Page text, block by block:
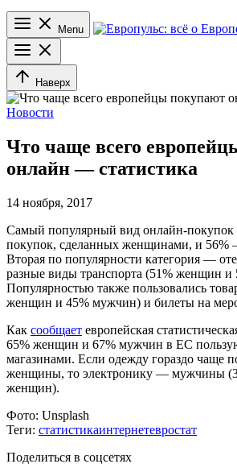
Menu
Наверх
Новости
Что чаще всего
онлайн — статистика
14 ноября, 2017
Самый популярный вид онлайн-
покупок, сделанных женщинами, и
Вторая по популярности категория —
разные виды транспорта (51% женщин
Популярностью также пользовались
женщин и 45% мужчин) и билеты на
Как сообщает европейская
65% женщин и 67% мужчин в ЕС
магазинами. Если одежду гораздо чаще
женщины, то электронику — мужчины
женщин).
Фото: Unsplash
Теги: статистикаинтернетевростат
Поделиться в соцсетях